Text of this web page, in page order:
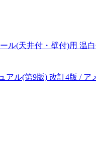
ル(天井付・壁付)用 温
ル(第9版) 改訂4版 / ア